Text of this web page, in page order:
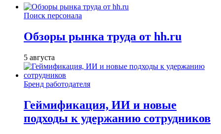
Поиск персонала
Обзоры рынка труда от hh.ru
5 августа
Бренд работодателя
Геймификация, ИИ и новые
подходы к удержанию сотрудников